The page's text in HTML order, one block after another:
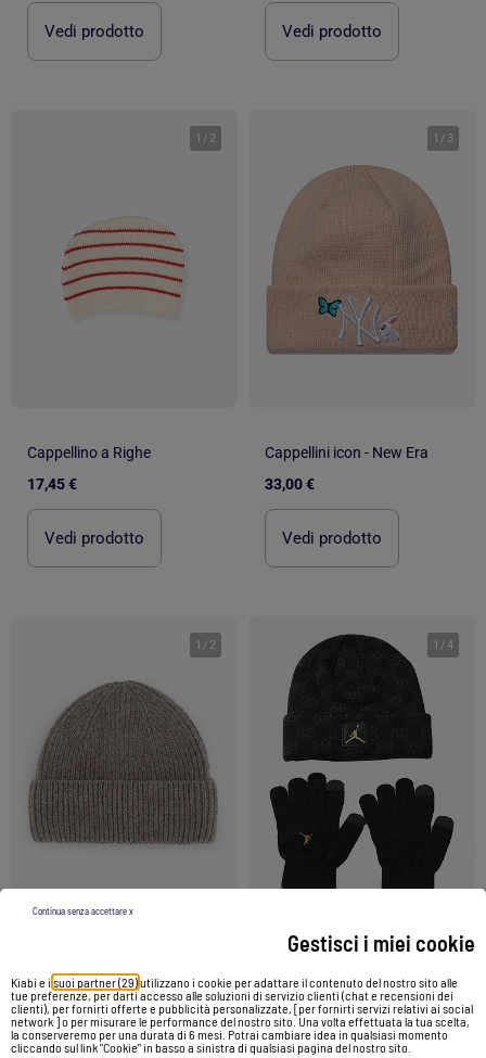
Gestisci i miei cookie
Kiabi e i suoi partner (29)utilizzano i cookie per adattare il contenuto del nostro sito alle
tue preferenze, per darti accesso alle soluzioni di servizio clienti (chat e recensioni dei
clienti), per fornirti offerte e pubblicità personalizzate, [per fornirti servizi relativi ai social
network ] o per misurare le performance del nostro sito. Una volta effettuata la tua scelta,
la conserveremo per una durata di 6 mesi. Potrai cambiare idea in qualsiasi momento
cliccando sul link "Cookie" in basso a sinistra di qualsiasi pagina del nostro sito.
Continua senza accettare x
Vedi prodotto Vedi prodotto
1 / 2
Cappellino a Righe
17,45 €
Vedi prodotto
1 / 3
Cappellini icon - New Era
33,00 €
Vedi prodotto
1 / 2
4,00 €
Vedi prodotto
1 /4
40,00 €
Vedi prodotto